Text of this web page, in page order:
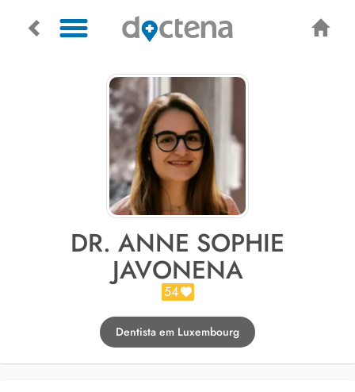
DR. ANNE SOPHIE
JAVONENA
54
Dentista em Luxembourg